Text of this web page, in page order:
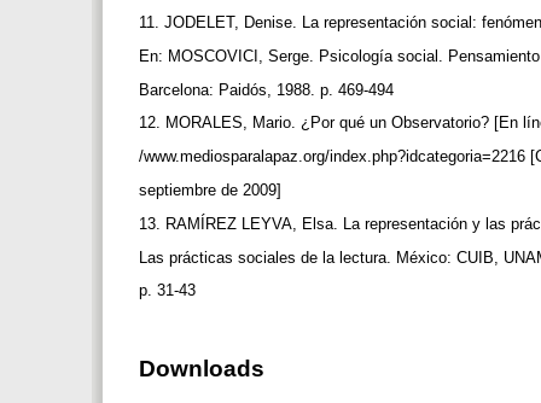
11. JODELET, Denise. La representación social:
En: MOSCOVICI, Serge. Psicología social.
Barcelona: Paidós, 1988. p. 469-494
12. MORALES, Mario. ¿Por qué un Observatorio? [En
/www.mediosparalapaz.org/index.php?idcategoria=2216
septiembre de 2009]
13. RAMÍREZ LEYVA, Elsa. La representación y las
Las prácticas sociales de la lectura. México: CUIB,
p. 31-43
Downloads